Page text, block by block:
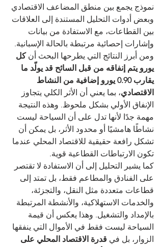
نموذج يجمع بين منطق المضاعف الاقتصادي
وبعض أدوات التحليل المستندة إلى العلاقات
بين القطاعات، مع الاستفادة من بيانات
وإشارات إحصائية مرتبطة بالحالة الإسبانية.
ومن أبرز النتائج التي يطرحها البحث أن كل
يورو يتم إنفاقه من قبل السائح قد يولّد ما
يقارب 0.90 يورو إضافية من النشاط
الاقتصادي، بما يعني أن الأثر الكلي يتجاوز
الإنفاق الأولي بشكل ملحوظ. وهذه النتيجة
مهمة جدًا لأنها تدل على أن السياحة ليست
نشاطًا هامشيًا أو محدود الأثر، بل يمكن أن
تشكل رافعة حقيقية للاقتصاد المحلي عندما
تكون الارتباطات القطاعية قوية.
كما يشير التحليل إلى أن الاستفادة لا تقتصر
على الفنادق والمطاعم فقط، بل تمتد إلى
قطاعات متعددة مثل النقل، والتجزئة،
والخدمات الاستهلاكية، والأنشطة المرتبطة
بالإمداد والتشغيل. وهذا يعكس أن قيمة
السياحة ليست فقط في الأموال التي ينفقها
الزوار، بل في قدرة الاقتصاد المحلي على